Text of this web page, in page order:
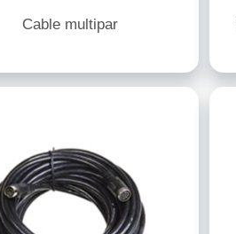
Cable multipar